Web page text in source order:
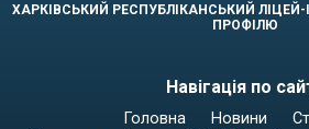
ХАРКІВСЬКИЙ РЕСПУБЛІКАНСЬКИЙ
ПРОФІЛЮ
Навігація по
Головна Новини